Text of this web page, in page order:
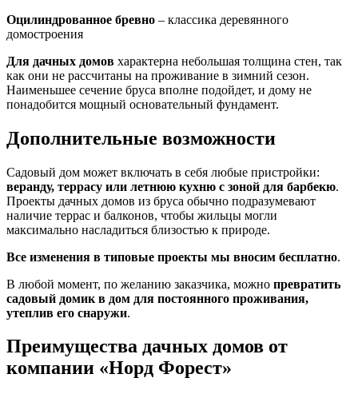
Оцилиндрованное бревно – классика деревянного
домостроения
Для дачных домов характерна небольшая толщина стен, так
как они не рассчитаны на проживание в зимний сезон.
Наименьшее сечение бруса вполне подойдет, и дому не
понадобится мощный основательный фундамент.
Дополнительные возможности
Садовый дом может включать в себя любые пристройки:
веранду, террасу или летнюю кухню с зоной для барбекю.
Проекты дачных домов из бруса обычно подразумевают
наличие террас и балконов, чтобы жильцы могли
максимально насладиться близостью к природе.
Все изменения в типовые проекты мы вносим бесплатно.
В любой момент, по желанию заказчика, можно превратить
садовый домик в дом для постоянного проживания,
утеплив его снаружи.
Преимущества дачных домов от
компании «Норд Форест»